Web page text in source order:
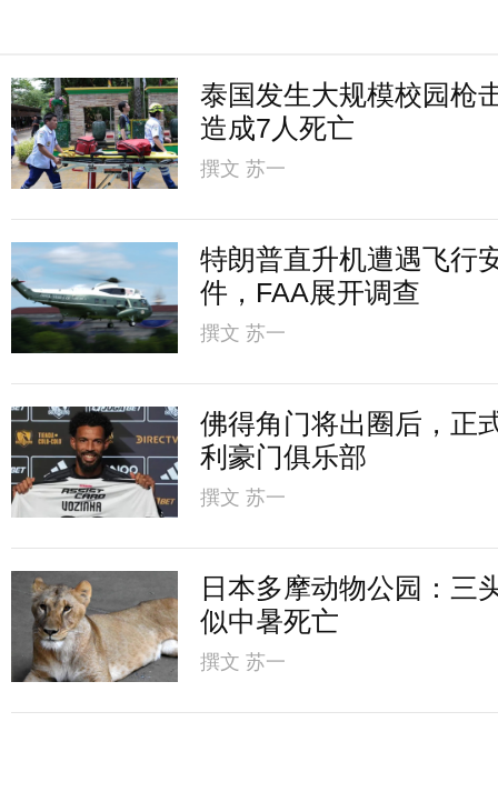
泰国发生大规模校园枪
造成7人死亡
撰文 苏一
特朗普直升机遭遇飞行
件，FAA展开调查
撰文 苏一
佛得角门将出圈后，正
利豪门俱乐部
撰文 苏一
日本多摩动物公园：三
似中暑死亡
撰文 苏一